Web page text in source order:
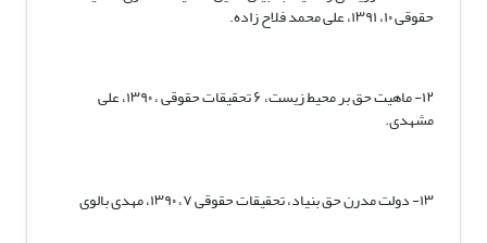
حقوقی ۱۰، ۱۳۹۱، علی محمد فلاح زاده.
۱۲- ماهیت حق بر محیط زیست، ۶ تحقیقات حقوقی ، ۱۳۹۰، علی
مشهدی.
۱۳- دولت مدرن حق بنیاد، تحقیقات حقوقی ۷، ۱۳۹۰، مهدی بالوی